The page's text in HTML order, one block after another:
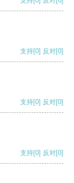
支持[0] 反对[0]
支持[0] 反对[0]
支持[0] 反对[0]